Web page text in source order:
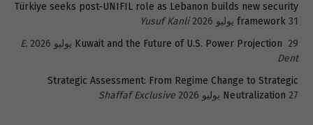
Türkiye seeks post-UNIFIL role as Lebanon builds new security
framework 31 يوليو 2026
Yusuf Kanli
Kuwait and the Future of U.S. Power Projection 29 يوليو 2026
E.
Dent
Strategic Assessment: From Regime Change to Strategic
Neutralization 27 يوليو 2026 Shaffaf Exclusive